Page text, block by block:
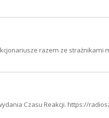
razem ze strażnikami
Czasu Reakcji. https://